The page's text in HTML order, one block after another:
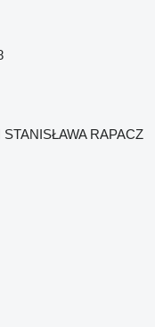
RAPACZ